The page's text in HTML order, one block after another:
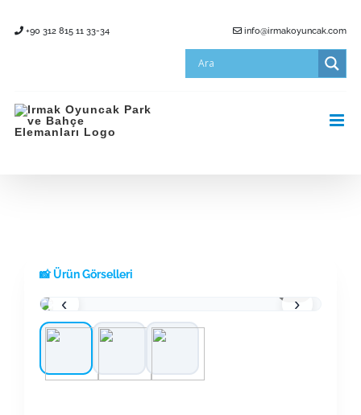
+90 312 815 11 33-34 info@irmakoyuncak.com
📸 Ürün Görselleri
‹ ›